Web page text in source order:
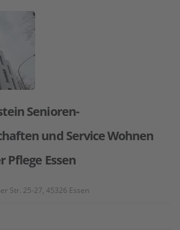
Senioren-
und Service Wohnen
Essen
Str. 25-27, 45326 Essen